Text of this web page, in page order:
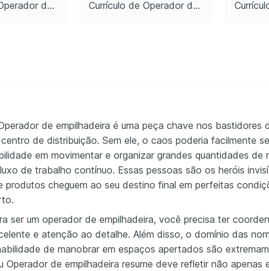
Currículo de Operador de empilhadeira Meio período Currículo de Operador de empilhadeira Sem experiência
de empilhadeira é uma peça chave nos bastidores
de distribuição. Sem ele, o caos poderia facilmente
em movimentar e organizar grandes quantidades de
de trabalho contínuo. Essas pessoas são os heróis
produtos cheguem ao seu destino final em perfeitas
ser um operador de empilhadeira, você precisa ter
e atenção ao detalhe. Além disso, o domínio das
de manobrar em espaços apertados são
Operador de empilhadeira resume deve refletir não apenas